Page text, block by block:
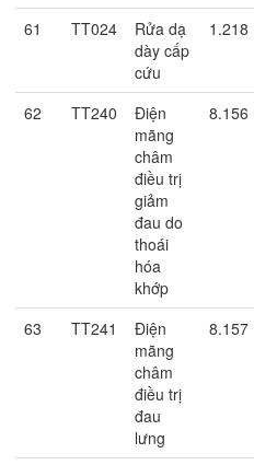
61 TT024
Rửa dạ
dày cấp
cứu
1.218
62 TT240
Điện
mãng
châm
điều trị
giảm
đau do
thoái
hóa
khớp
8.156
63 TT241
Điện
mãng
châm
điều trị
đau
lưng
8.157